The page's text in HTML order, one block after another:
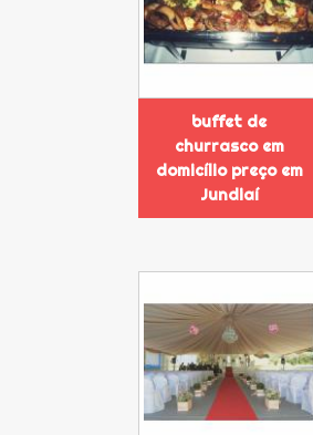
buffet de
churrasco em
domicílio preço em
Jundiaí